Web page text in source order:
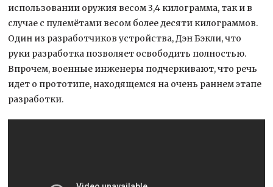
использовании оружия весом 3,4 килограмма, так и в
случае с пулемётами весом более десяти килограммов.
Один из разработчиков устройства, Дэн Бэкли, что
руки разработка позволяет освободить полностью.
Впрочем, военные инженеры подчеркивают, что речь
идет о прототипе, находящемся на очень раннем этапе
разработки.